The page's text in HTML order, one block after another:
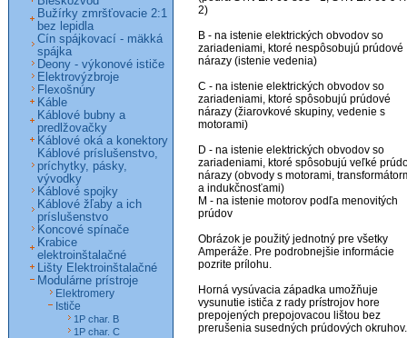
2)
B - na istenie elektrických obvodov so
zariadeniami, ktoré nespôsobujú prúdové
nárazy (istenie vedenia)
C - na istenie elektrických obvodov so
zariadeniami, ktoré spôsobujú prúdové
nárazy (žiarovkové skupiny, vedenie s
motorami)
D - na istenie elektrických obvodov so
zariadeniami, ktoré spôsobujú veľké
nárazy (obvody s motorami,
a indukčnosťami)
M - na istenie motorov podľa menovitých
prúdov
Obrázok je použitý jednotný pre všetky
Amperáže. Pre podrobnejšie informácie
pozrite prílohu.
Horná vysúvacia západka umožňuje
vysunutie ističa z rady prístrojov hore
prepojených prepojovacou lištou bez
prerušenia susedných prúdových okruhov.
Bužírky zmršťovacie 2:1
bez lepidla
Cín spájkovací - mäkká
spájka
Deony - výkonové ističe
Elektrovýzbroje
Flexošnúry
Káble
Káblové bubny a
predlžovačky
Káblové oká a konektory
Káblové príslušenstvo,
príchytky, pásky,
vývodky
Káblové spojky
Káblové žľaby a ich
príslušenstvo
Koncové spínače
Krabice
elektroinštalačné
Lišty Elektroinštalačné
Modulárne prístroje
Elektromery
Ističe
1P char. B
1P char. C